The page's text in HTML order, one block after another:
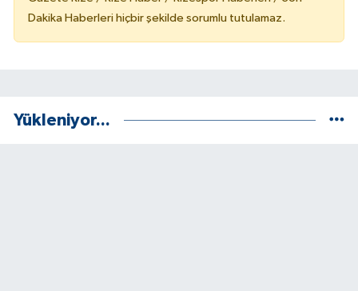
Dakika Haberleri hiçbir şekilde sorumlu tutulamaz.
Yükleniyor...